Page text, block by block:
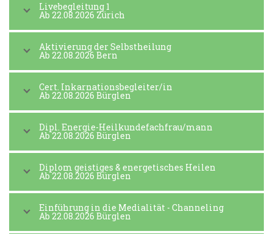
Livebegleitung 1
Ab 22.08.2026 Zürich
Aktivierung der Selbstheilung
Ab 22.08.2026 Bern
Cert. Inkarnationsbegleiter/in
Ab 22.08.2026 Bürglen
Dipl. Energie-Heilkundefachfrau/mann
Ab 22.08.2026 Bürglen
Diplom geistiges & energetisches Heilen
Ab 22.08.2026 Bürglen
Einführung in die Medialität - Channeling
Ab 22.08.2026 Bürglen